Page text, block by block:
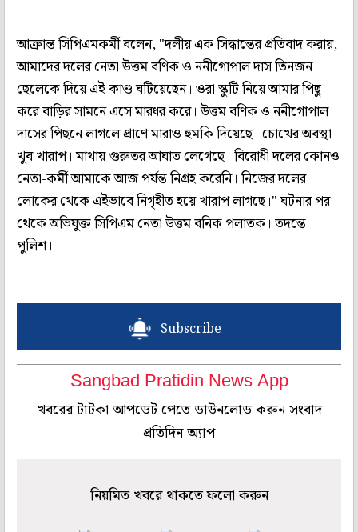
আক্রান্ত সিপিএমকর্মী বলেন, "দলীয় এক সিদ্ধান্তের প্রতিবাদ করায়,
আমাদের দলের নেতা উত্তম বণিক ও ননীগোপাল দাস তিনজন
ছেলেকে দিয়ে এই কাণ্ড ঘটিয়েছেন। ওরা স্কুটি নিয়ে আমার পিছু
করে বাড়ির সামনে এসে মারধর করে। উত্তম বণিক ও ননীগোপাল
দাসের পিছনে লাগলে প্রাণে মারাও হুমকি দিয়েছে। চোখের অবস্থা
খুব খারাপ। মাথায় গুরুতর আঘাত লেগেছে। বিরোধী দলের কোনও
নেতা-কর্মী আমাকে আজ পর্যন্ত নিগ্রহ করেনি। নিজের দলের
লোকের থেকে এইভাবে নিগৃহীত হয়ে খারাপ লাগছে।" ঘটনার পর
থেকে অভিযুক্ত সিপিএম নেতা উত্তম বনিক পলাতক। তদন্তে
পুলিশ।
Subscribe
Sangbad Pratidin News App
খবরের টাটকা আপডেট পেতে ডাউনলোড করুন সংবাদ
প্রতিদিন অ্যাপ
নিয়মিত খবরে থাকতে ফলো করুন